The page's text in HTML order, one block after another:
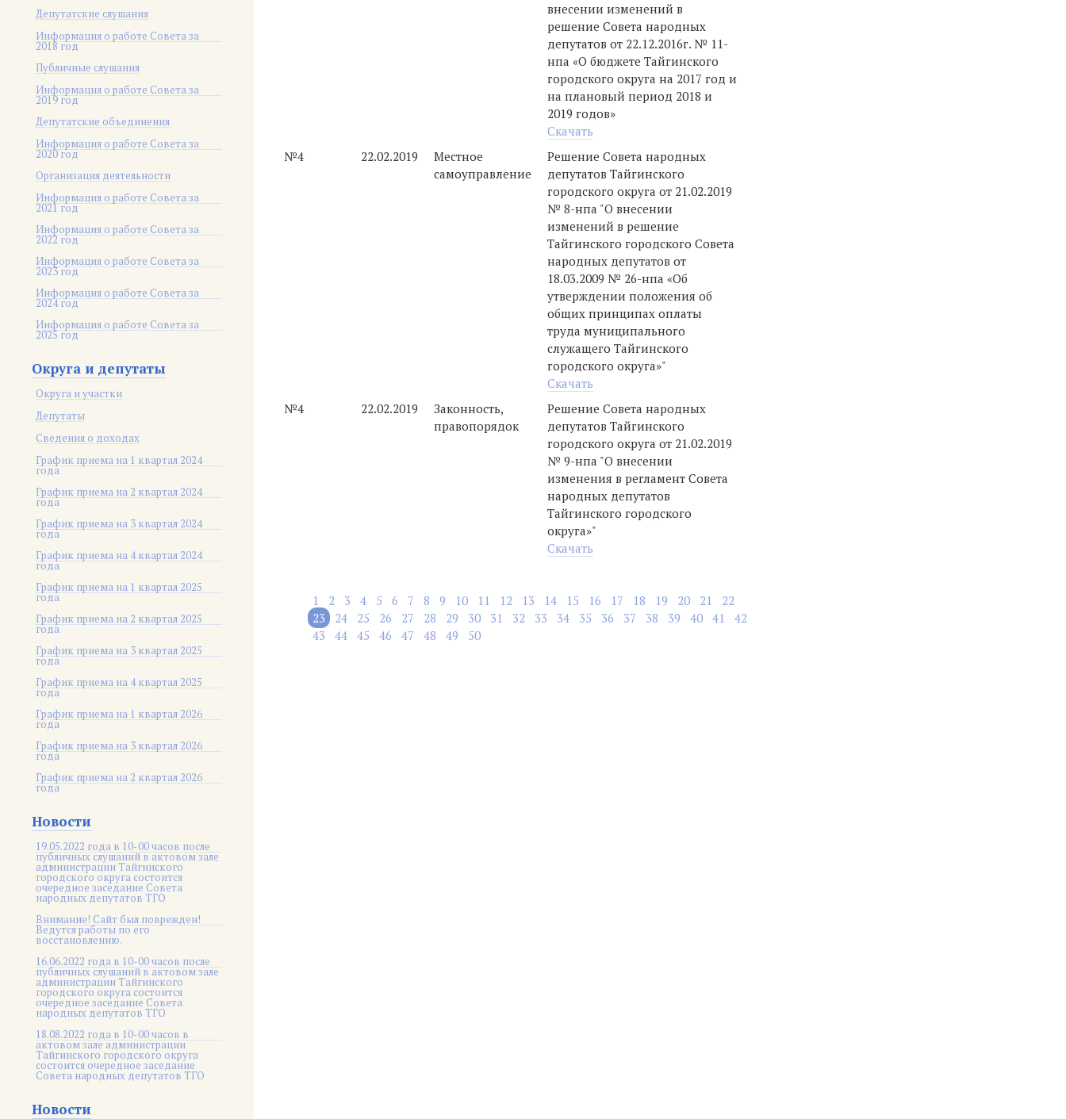
Депутатские слушания
Информация о работе Совета за
2018 год
Публичные слушания
Информация о работе Совета за
2019 год
Депутатские объединения
Информация о работе Совета за
2020 год
Организация деятельности
Информация о работе Совета за
2021 год
Информация о работе Совета за
2022 год
Информация о работе Совета за
2023 год
Информация о работе Совета за
2024 год
Информация о работе Совета за
2025 год
Округа и депутаты
Округа и участки
Депутаты
Сведения о доходах
График приема на 1 квартал 2024
года
График приема на 2 квартал 2024
года
График приема на 3 квартал 2024
года
График приема на 4 квартал 2024
года
График приема на 1 квартал 2025
года
График приема на 2 квартал 2025
года
График приема на 3 квартал 2025
года
График приема на 4 квартал 2025
года
График приема на 1 квартал 2026
года
График приема на 3 квартал 2026
года
График приема на 2 квартал 2026
года
Новости
19.05.2022 года в 10-00 часов после
публичных слушаний в актовом зале
администрации Тайгинского
городского округа состоится
очередное заседание Совета
народных депутатов ТГО
Внимание! Сайт был поврежден!
Ведутся работы по его
восстановлению.
16.06.2022 года в 10-00 часов после
публичных слушаний в актовом зале
администрации Тайгинского
городского округа состоится
очередное заседание Совета
народных депутатов ТГО
18.08.2022 года в 10-00 часов в
актовом зале администрации
Тайгинского городского округа
состоится очередное заседание
Совета народных депутатов ТГО
Новости
внесении изменений в
решение Совета народных
депутатов от 22.12.2016г. № 11-
нпа «О бюджете Тайгинского
городского округа на 2017 год и
на плановый период 2018 и
2019 годов»
Скачать
№4
22.02.2019
Местное
самоуправление
Решение Совета народных
депутатов Тайгинского
городского округа от 21.02.2019
№ 8-нпа "О внесении
изменений в решение
Тайгинского городского Совета
народных депутатов от
18.03.2009 № 26-нпа «Об
утверждении положения об
общих принципах оплаты
труда муниципального
служащего Тайгинского
городского округа»"
Скачать
№4
22.02.2019
Законность,
правопорядок
Решение Совета народных
депутатов Тайгинского
городского округа от 21.02.2019
№ 9-нпа "О внесении
изменения в регламент Совета
народных депутатов
Тайгинского городского
округа»"
Скачать
1 2 3 4 5 6 7 8 9 10 11 12 13 14 15 16 17 18 19 20 21
22
23
24 25 26 27 28 29 30 31 32 33 34 35 36 37 38 39 40 41
42
43
44 45 46 47 48 49 50